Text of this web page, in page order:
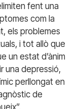
fent una
com la
els problemes
i tot allò que
un estat d’ànim
una depressió,
perllongat en
de